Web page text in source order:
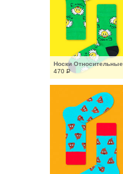
Носки Относительные
470 Р